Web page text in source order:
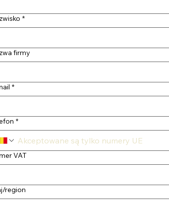
*
firmy
*
*
VAT
line address
region